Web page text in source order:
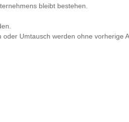
bleibt bestehen.
Umtausch werden ohne vorherige